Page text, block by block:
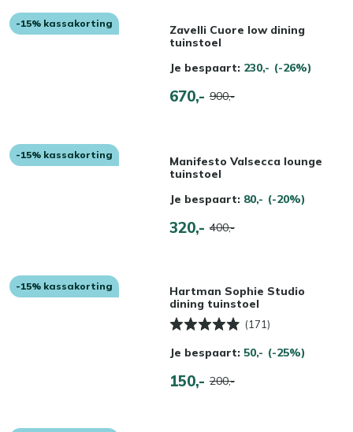
-15% kassakorting
Zavelli Cuore low dining
tuinstoel
Je bespaart: 230,- (-26%)
670,- 900,-
-15% kassakorting
Manifesto Valsecca lounge
tuinstoel
Je bespaart: 80,- (-20%)
320,- 400,-
-15% kassakorting
Hartman Sophie Studio
dining tuinstoel
(171)
Je bespaart: 50,- (-25%)
150,- 200,-